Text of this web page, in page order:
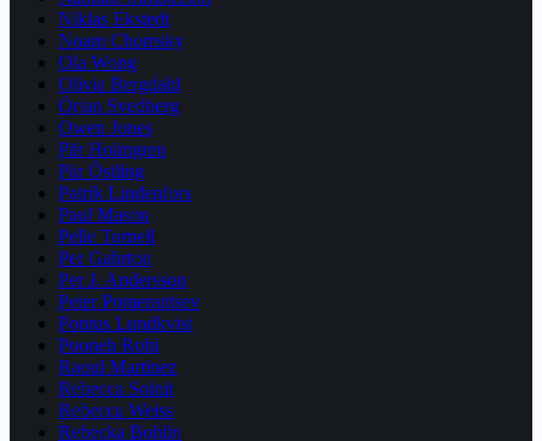
Niklas Ekstedt
Noam Chomsky
Ola Wong
Olivia Bergdahl
Örjan Svedberg
Owen Jones
Pär Holmgren
Pär Östling
Patrik Lindenfors
Paul Mason
Pelle Tornell
Per Gahrton
Per J. Andersson
Peter Pomerantsev
Pontus Lundkvist
Pooneh Rohi
Raoul Martinez
Rebecca Solnit
Rebecca Weiss
Rebecka Bohlin